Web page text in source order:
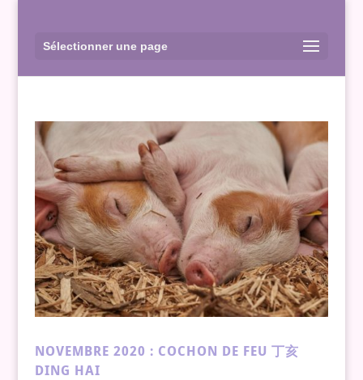
Sélectionner une page
NOVEMBRE 2020 : COCHON DE FEU 丁亥
DING HAI